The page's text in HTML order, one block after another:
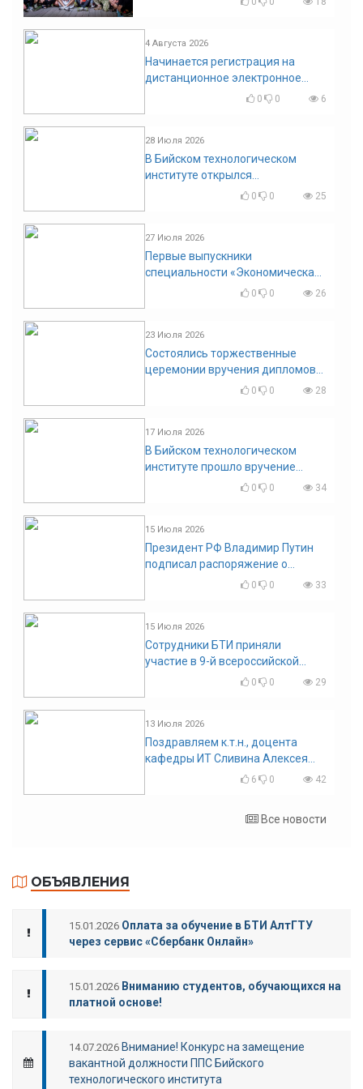
4 Августа 2026
Начинается регистрация на
дистанционное электронное
голосование на выборы!
0 0 6
28 Июля 2026
В Бийском технологическом
институте открылся
диссертационный совет!
0 0 25
27 Июля 2026
Первые выпускники
специальности «Экономическая
0 0 26
23 Июля 2026
Состоялись торжественные
церемонии вручения дипломов
0 0 28
17 Июля 2026
В Бийском технологическом
институте прошло вручение
0 0 34
15 Июля 2026
Президент РФ Владимир Путин
подписал распоряжение о
поощрении граждан и трудовых
0 0 33
15 Июля 2026
Сотрудники БТИ приняли
участие в 9-й всероссийской
конференции по задачам со
0 0 29
13 Июля 2026
Поздравляем к.т.н., доцента
кафедры ИТ Сливина Алексея
Николаевича с юбилеем!
6 0 42
Все новости
ОБЪЯВЛЕНИЯ
15.01.2026 Оплата за обучение в БТИ АлтГТУ
через сервис «Сбербанк Онлайн»
15.01.2026 Вниманию студентов, обучающихся на
платной основе!
14.07.2026 Внимание! Конкурс на замещение
вакантной должности ППС Бийского
технологического института